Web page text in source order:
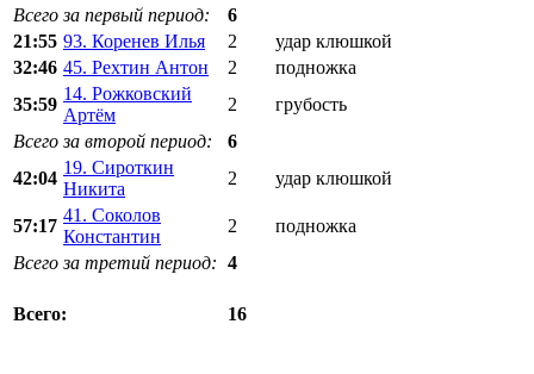
Всего за первый период:
6
21:55 93. Коренев Илья 2
удар клюшкой
32:46 45. Рехтин Антон 2
подножка
35:59
14. Рожковский
Артём
2
грубость
Всего за второй период:
6
42:04
19. Сироткин
Никита
2 удар клюшкой
57:17
41. Соколов
Константин
2
подножка
Всего за третий период: 4
Всего: 16